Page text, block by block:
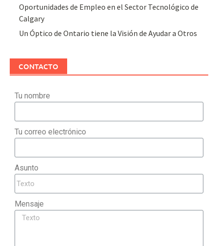
Oportunidades de Empleo en el Sector Tecnológico de
Calgary
Un Óptico de Ontario tiene la Visión de Ayudar a Otros
CONTACTO
Tu nombre
Tu correo electrónico
Asunto
Mensaje